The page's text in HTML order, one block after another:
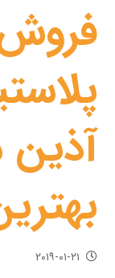
۲۰۱۹-۰۱-۲۱